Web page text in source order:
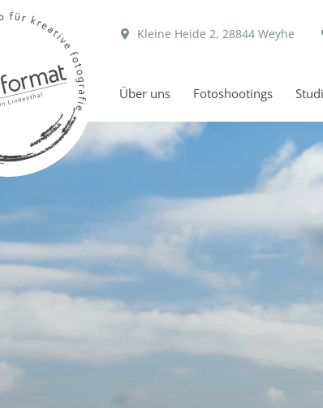
Kleine Heide 2, 28844 Weyhe
Über uns Fotoshootings